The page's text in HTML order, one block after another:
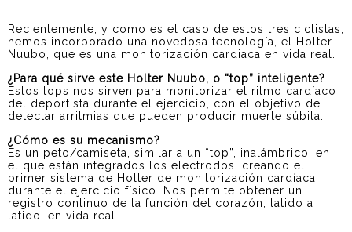
Recientemente, y como es el caso de estos tres ciclistas,
hemos incorporado una novedosa tecnología, el Holter
Nuubo, que es una monitorización cardiaca en vida real.
¿Para qué sirve este Holter Nuubo, o “top” inteligente?
Estos tops nos sirven para monitorizar el ritmo cardíaco
del deportista durante el ejercicio, con el objetivo de
detectar arritmias que pueden producir muerte súbita.
¿Cómo es su mecanismo?
Es un peto/camiseta, similar a un “top”, inalámbrico, en
el que están integrados los electrodos, creando el
primer sistema de Holter de monitorización cardíaca
durante el ejercicio físico. Nos permite obtener un
registro continuo de la función del corazón, latido a
latido, en vida real.